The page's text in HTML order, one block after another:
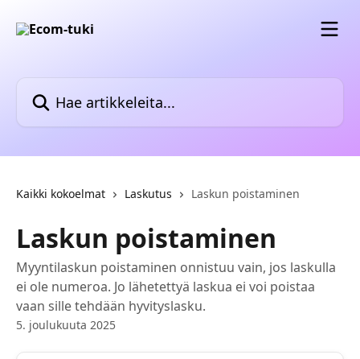
Kaikki kokoelmat Laskutus Laskun poistaminen
Laskun poistaminen
Myyntilaskun poistaminen onnistuu vain, jos laskulla
ei ole numeroa. Jo lähetettyä laskua ei voi poistaa
vaan sille tehdään hyvityslasku.
5. joulukuuta 2025